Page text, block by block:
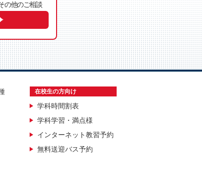
の他のご相談
在校生の方向け
学科時間割表
学科学習・満点様
インターネット教習予約
無料送迎バス予約